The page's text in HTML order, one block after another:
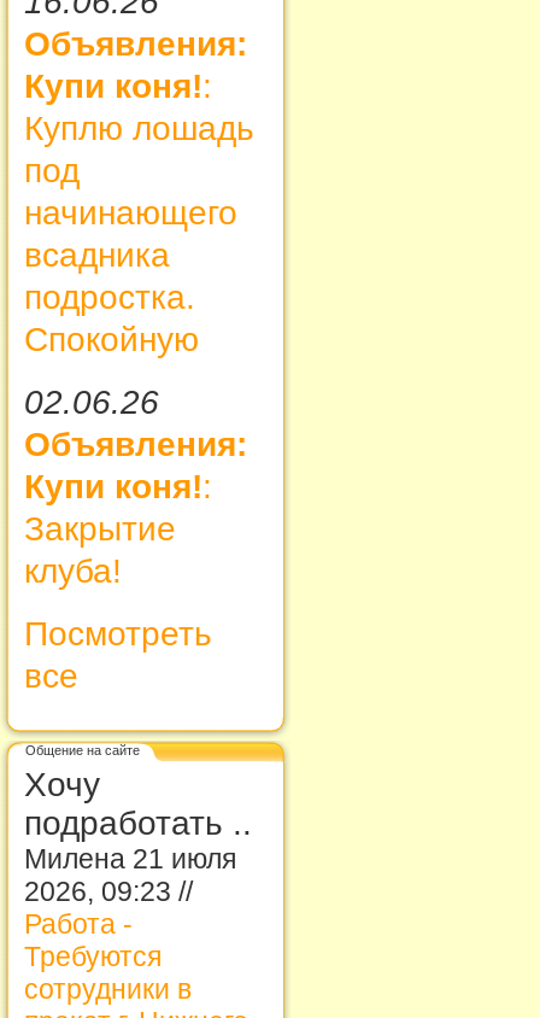
Объявления:
Купи коня!:
Куплю лошадь
под
начинающего
всадника
подростка.
Спокойную
02.06.26
Объявления:
Купи коня!:
Закрытие
клуба!
Посмотреть
все
Общение на сайте
Хочу
подработать ..
Милена 21 июля
2026, 09:23 //
Работа -
Требуются
сотрудники в